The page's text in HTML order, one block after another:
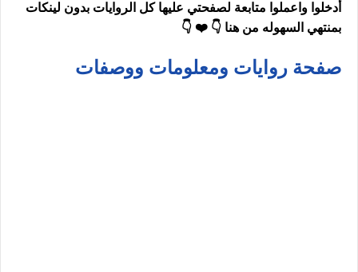
أدخلوا واعملوا متابعة لصفحتي عليها كل الروايات بدون لينكات
بمنتهي السهوله من هنا 👇 ❤️ 👇
صفحة روايات ومعلومات ووصفات